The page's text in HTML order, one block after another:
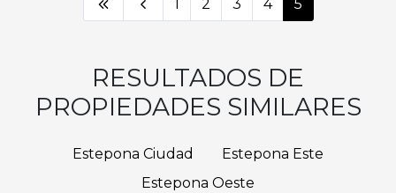
1 2 3 4 5
RESULTADOS DE
PROPIEDADES SIMILARES
Estepona Ciudad
Estepona Este
Estepona Oeste